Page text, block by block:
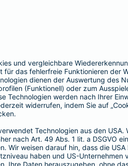
der Deutschen
Sprache zu diversen